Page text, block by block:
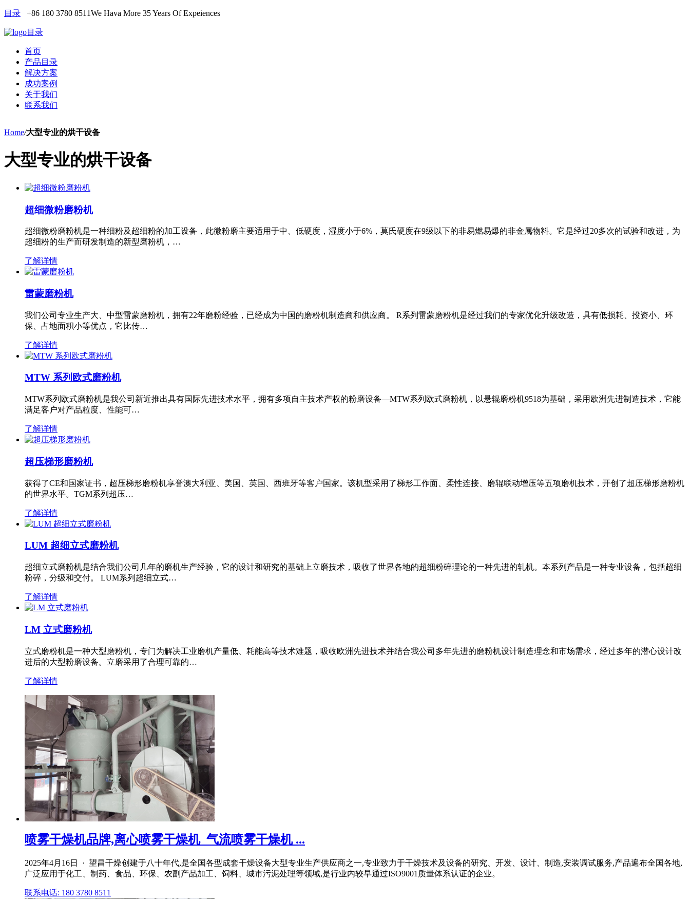
目录 +86 180 3780 8511We Hava More 35 Years Of Expeiences
目录
首页
产品目录
解决方案
成功案例
关于我们
联系我们
Home/大型专业的烘干设备
大型专业的烘干设备
超细微粉磨粉机
超细微粉磨粉机是一种细粉及超细粉的加工设备，此微粉磨主要适用于中、低硬度，湿度小于6%，莫氏硬度在9级以下的非易燃易爆的非金属物料。它是经过20多次的试验和改进，为
超细粉的生产而研发制造的新型磨粉机，…
了解详情
雷蒙磨粉机
我们公司专业生产大、中型雷蒙磨粉机，拥有22年磨粉经验，已经成为中国的磨粉机制造商和供应商。 R系列雷蒙磨粉机是经过我们的专家优化升级改造，具有低损耗、投资小、环
保、占地面积小等优点，它比传…
了解详情
MTW 系列欧式磨粉机
MTW系列欧式磨粉机是我公司新近推出具有国际先进技术水平，拥有多项自主技术产权的粉磨设备—MTW系列欧式磨粉机，以悬辊磨粉机9518为基础，采用欧洲先进制造技术，它能
满足客户对产品粒度、性能可…
了解详情
超压梯形磨粉机
获得了CE和国家证书，超压梯形磨粉机享誉澳大利亚、美国、英国、西班牙等客户国家。该机型采用了梯形工作面、柔性连接、磨辊联动增压等五项磨机技术，开创了超压梯形磨粉机
的世界水平。TGM系列超压…
了解详情
LUM 超细立式磨粉机
超细立式磨粉机是结合我们公司几年的磨机生产经验，它的设计和研究的基础上立磨技术，吸收了世界各地的超细粉碎理论的一种先进的轧机。本系列产品是一种专业设备，包括超细
粉碎，分级和交付。 LUM系列超细立式…
了解详情
LM 立式磨粉机
立式磨粉机是一种大型磨粉机，专门为解决工业磨机产量低、耗能高等技术难题，吸收欧洲先进技术并结合我公司多年先进的磨粉机设计制造理念和市场需求，经过多年的潜心设计改
进后的大型粉磨设备。立磨采用了合理可靠的…
了解详情
喷雾干燥机品牌,离心喷雾干燥机_气流喷雾干燥机 ...
2025年4月16日 · 望昌干燥创建于八十年代,是全国各型成套干燥设备大型专业生产供应商之一,专业致力于干燥技术及设备的研究、开发、设计、制造,安装调试服务,产品遍布全国各地,
广泛应用于化工、制药、食品、环保、农副产品加工、饲料、城市污泥处理等领域,是行业内较早通过ISO9001质量体系认证的企业。
联系电话: 180 3780 8511